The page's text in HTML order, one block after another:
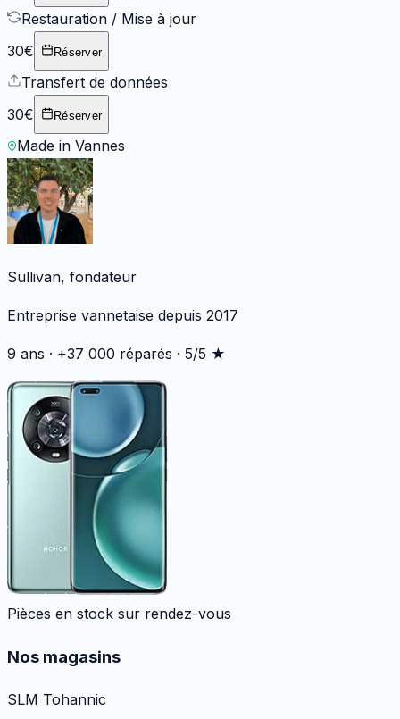
Restauration / Mise à jour
30€
Réserver
Transfert de données
30€
Réserver
Made in Vannes
Sullivan, fondateur
Entreprise vannetaise depuis 2017
9 ans · +37 000 réparés · 5/5 ★
Pièces en stock sur rendez-vous
Nos magasins
SLM Tohannic